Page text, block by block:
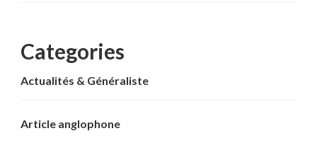
Categories
Actualités & Généraliste
Article anglophone